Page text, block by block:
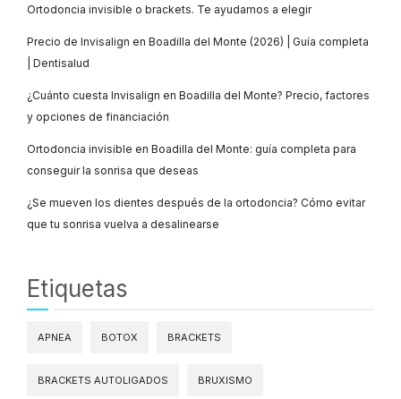
Ortodoncia invisible o brackets. Te ayudamos a elegir
Precio de Invisalign en Boadilla del Monte (2026) | Guía completa
| Dentisalud
¿Cuánto cuesta Invisalign en Boadilla del Monte? Precio, factores
y opciones de financiación
Ortodoncia invisible en Boadilla del Monte: guía completa para
conseguir la sonrisa que deseas
¿Se mueven los dientes después de la ortodoncia? Cómo evitar
que tu sonrisa vuelva a desalinearse
Etiquetas
APNEA BOTOX BRACKETS
BRACKETS AUTOLIGADOS BRUXISMO